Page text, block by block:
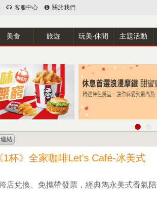
客服中心 關於我們
美食 旅遊 玩美‧休閒 主題活動
結
1杯》全家咖啡Let's Café-冰美式
店兌換、免攜帶發票，經典雋永美式香氣陪